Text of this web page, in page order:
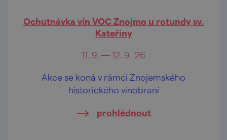
Ochutnávka vín VOC Znojmo u rotundy sv.
Kateřiny
11. 9. — 12. 9. '26
Akce se koná v rámci Znojemského
historického vinobraní
prohlédnout